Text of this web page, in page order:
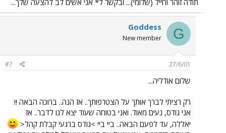
תודה זוהר וחייל (שלומי)... ובקשר ל* אני אשים לב להצעה שלך...
G
Goddess
New member
27/6/01
#7
שלום אודליה...
רק רציתי לברך אותך על הצטרפותך.. אז הנה.. ברוכה הבאה !!
אני גודס, נעים מאוד. ואני בטוחה שעוד יצא לנו לדבר.. אז
יאללה, עד לפעם הבאה.. ביי ביי >גודס ברגעי קבלת קהל<